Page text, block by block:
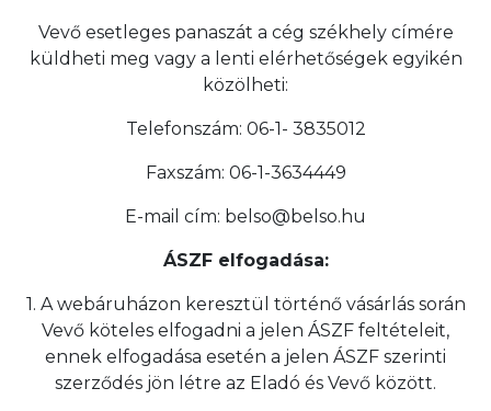
Vevő esetleges panaszát a cég székhely címére
küldheti meg vagy a lenti elérhetőségek egyikén
közölheti:
Telefonszám: 06-1- 3835012
Faxszám: 06-1-3634449
E-mail cím: belso@belso.hu
ÁSZF elfogadása:
1. A webáruházon keresztül történő vásárlás során
Vevő köteles elfogadni a jelen ÁSZF feltételeit,
ennek elfogadása esetén a jelen ÁSZF szerinti
szerződés jön létre az Eladó és Vevő között.